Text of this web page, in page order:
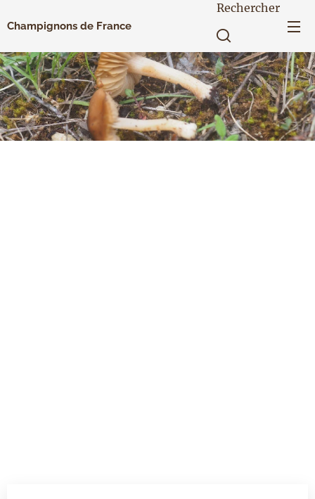
Champignons de France
Rechercher